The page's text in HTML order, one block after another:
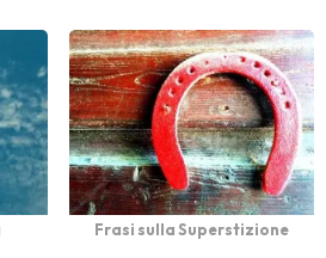
Frasi sulla Superstizione